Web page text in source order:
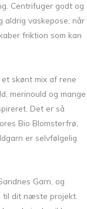
Centrifuger godt og
aldrig vaskepose, når
friktion som kan
skønt mix af rene
merinould og mange
Det er så
Bio Blomsterfrø,
er selvfølgelig
Garn, og
dit næste projekt.